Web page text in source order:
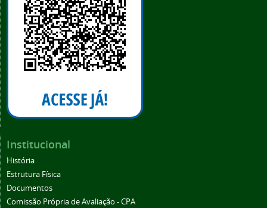
Institucional
História
Estrutura Física
Documentos
Comissão Própria de Avaliação - CPA